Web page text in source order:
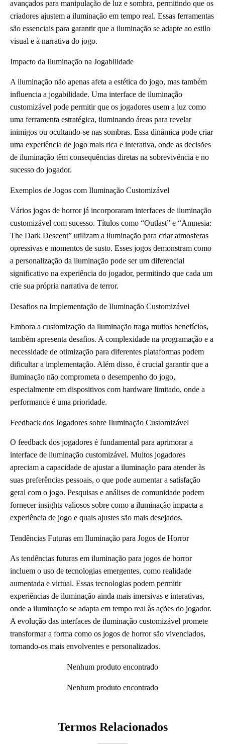
avançados para manipulação de luz e sombra, permitindo que os
criadores ajustem a iluminação em tempo real. Essas ferramentas
são essenciais para garantir que a iluminação se adapte ao estilo
visual e à narrativa do jogo.
Impacto da Iluminação na Jogabilidade
A iluminação não apenas afeta a estética do jogo, mas também
influencia a jogabilidade. Uma interface de iluminação
customizável pode permitir que os jogadores usem a luz como
uma ferramenta estratégica, iluminando áreas para revelar
inimigos ou ocultando-se nas sombras. Essa dinâmica pode criar
uma experiência de jogo mais rica e interativa, onde as decisões
de iluminação têm consequências diretas na sobrevivência e no
sucesso do jogador.
Exemplos de Jogos com Iluminação Customizável
Vários jogos de horror já incorporaram interfaces de iluminação
customizável com sucesso. Títulos como “Outlast” e “Amnesia:
The Dark Descent” utilizam a iluminação para criar atmosferas
opressivas e momentos de susto. Esses jogos demonstram como
a personalização da iluminação pode ser um diferencial
significativo na experiência do jogador, permitindo que cada um
crie sua própria narrativa de terror.
Desafios na Implementação de Iluminação Customizável
Embora a customização da iluminação traga muitos benefícios,
também apresenta desafios. A complexidade na programação e a
necessidade de otimização para diferentes plataformas podem
dificultar a implementação. Além disso, é crucial garantir que a
iluminação não comprometa o desempenho do jogo,
especialmente em dispositivos com hardware limitado, onde a
performance é uma prioridade.
Feedback dos Jogadores sobre Iluminação Customizável
O feedback dos jogadores é fundamental para aprimorar a
interface de iluminação customizável. Muitos jogadores
apreciam a capacidade de ajustar a iluminação para atender às
suas preferências pessoais, o que pode aumentar a satisfação
geral com o jogo. Pesquisas e análises de comunidade podem
fornecer insights valiosos sobre como a iluminação impacta a
experiência de jogo e quais ajustes são mais desejados.
Tendências Futuras em Iluminação para Jogos de Horror
As tendências futuras em iluminação para jogos de horror
incluem o uso de tecnologias emergentes, como realidade
aumentada e virtual. Essas tecnologias podem permitir
experiências de iluminação ainda mais imersivas e interativas,
onde a iluminação se adapta em tempo real às ações do jogador.
A evolução das interfaces de iluminação customizável promete
transformar a forma como os jogos de horror são vivenciados,
tornando-os mais envolventes e personalizados.
Nenhum produto encontrado
Nenhum produto encontrado
Termos Relacionados